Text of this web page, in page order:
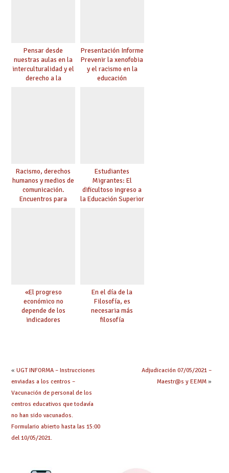
Pensar desde
nuestras aulas en la
interculturalidad y el
derecho a la
Presentación Informe
Prevenir la xenofobia
y el racismo en la
educación
Racismo, derechos
humanos y medios de
comunicación.
Encuentros para
Estudiantes
Migrantes: El
dificultoso ingreso a
la Educación Superior
«El progreso
económico no
depende de los
indicadores
En el día de la
Filosofía, es
necesaria más
filosofía
« UGT INFORMA – Instrucciones
enviadas a los centros –
Vacunación de personal de los
centros educativos que todavía
no han sido vacunados.
Formulario abierto hasta las 15:00
del 10/05/2021.
Adjudicación 07/05/2021 –
Maestr@s y EEMM»